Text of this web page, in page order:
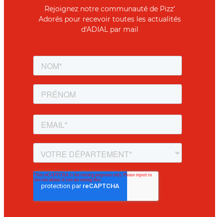
Rejoignez notre communauté de Pizz'
Adorés pour recevoir toutes les actualités
d'ADIAL par mail